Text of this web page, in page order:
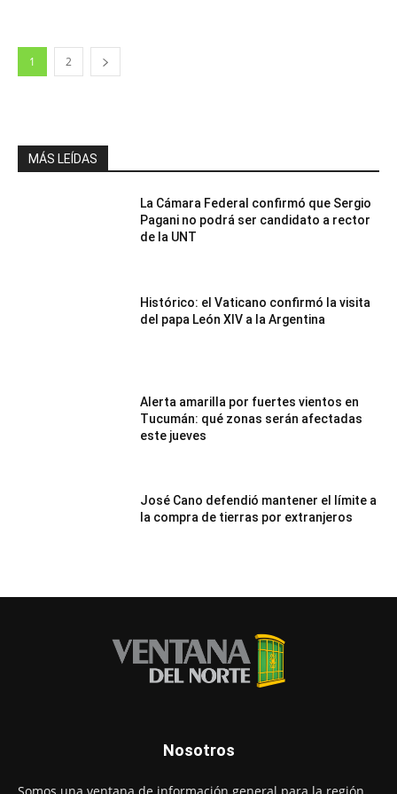
1 2
MÁS LEÍDAS
La Cámara Federal confirmó que Sergio
Pagani no podrá ser candidato a rector
de la UNT
Histórico: el Vaticano confirmó la visita
del papa León XIV a la Argentina
Alerta amarilla por fuertes vientos en
Tucumán: qué zonas serán afectadas
este jueves
José Cano defendió mantener el límite a
la compra de tierras por extranjeros
Nosotros